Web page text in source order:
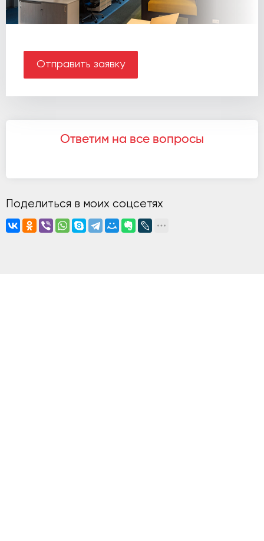
Отправить заявку
Ответим на все вопросы
Поделиться в моих соцсетях